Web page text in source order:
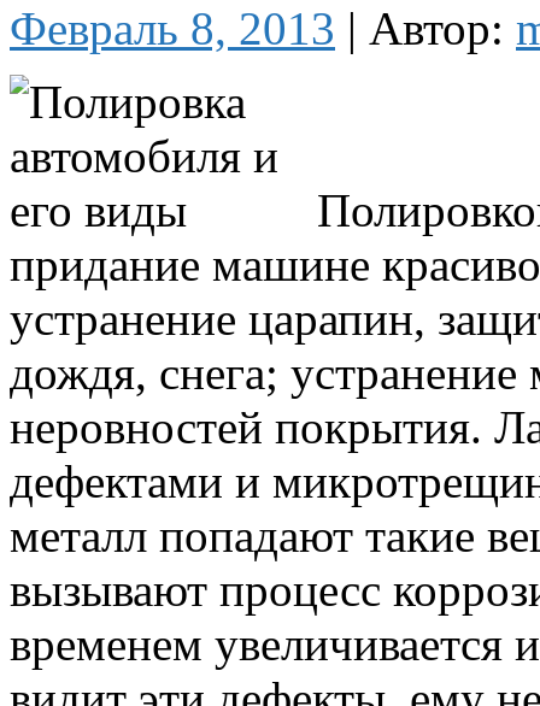
Февраль 8, 2013 | Автор:
придание машине
устранение царапин,
дождя, снега;
неровностей покрытия.
дефектами и
металл попадают такие
вызывают процесс
временем увеличивается